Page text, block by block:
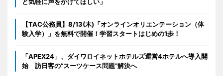
【TAC公務員】8/13(木)「オンラインオリエンテーション（体
験入学）」を無料で開催！学習スタートはじめの1歩！
「APEX24」、ダイワロイネットホテルズ運営4ホテルへ導入開
始 訪日客の“スーツケース問題”解決へ